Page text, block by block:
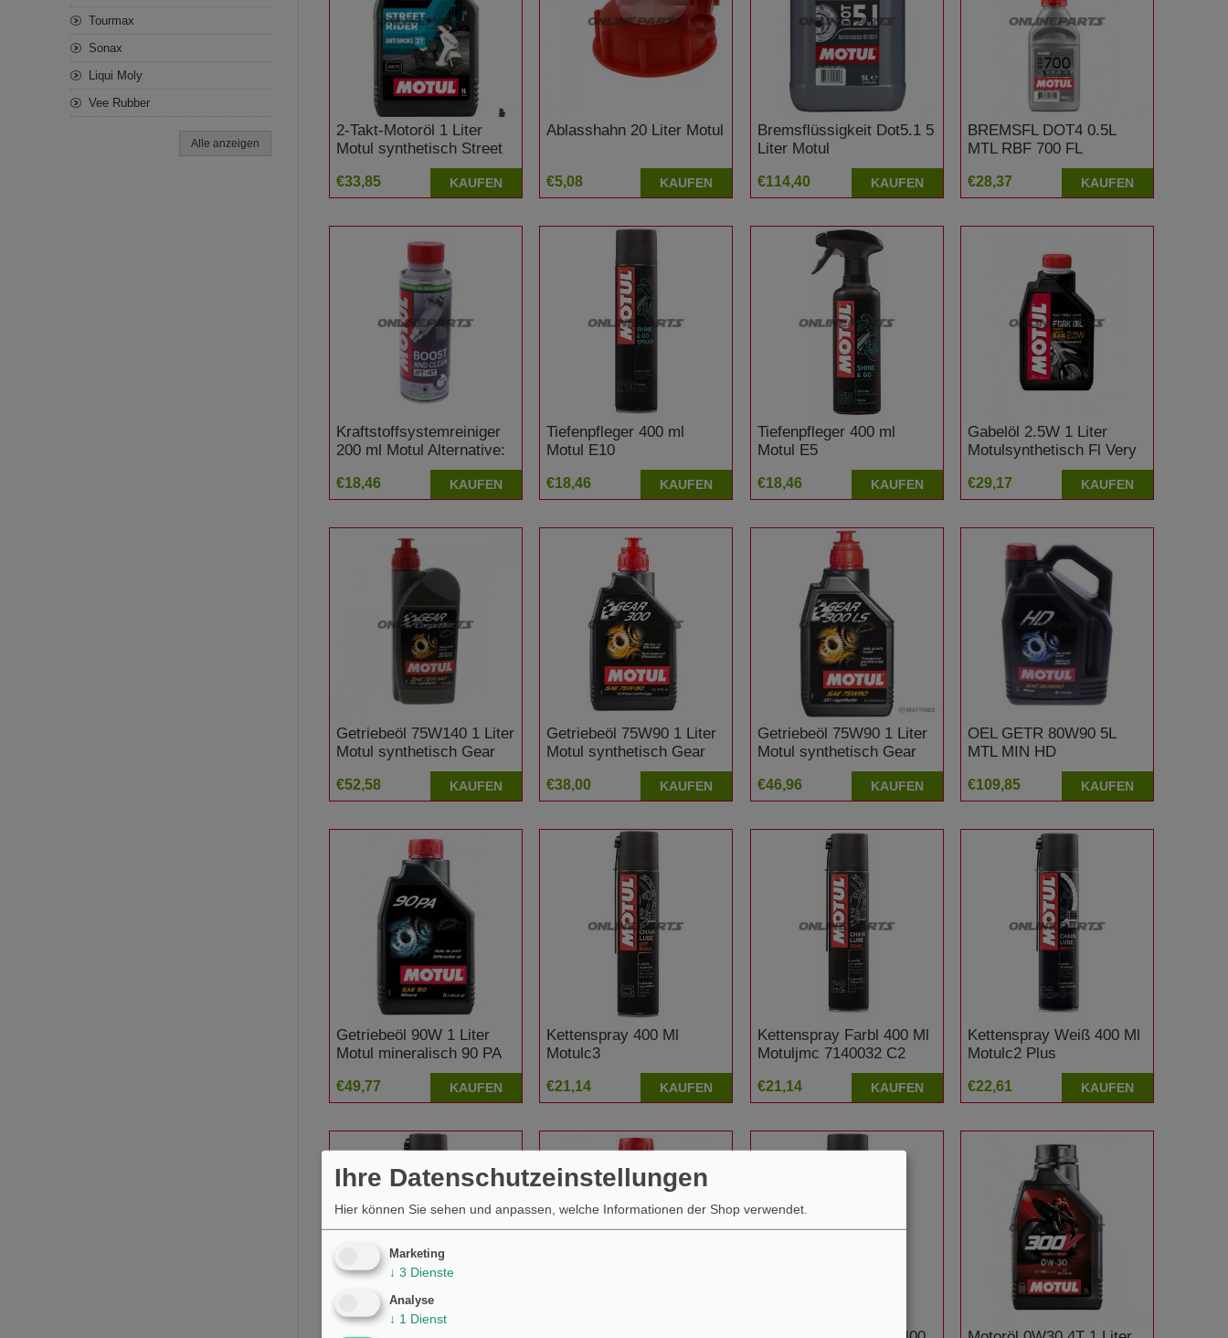
2-Takt-Motoröl 1 Liter
Motul synthetisch Street
€33,85 KAUFEN
Ablasshahn 20 Liter Motul
€5,08 KAUFEN
Bremsflüssigkeit Dot5.1 5
Liter Motul
€114,40 KAUFEN
BREMSFL DOT4 0.5L
MTL RBF 700 FL
€28,37 KAUFEN
Kraftstoffsystemreiniger
200 ml Motul Alternative:
€18,46 KAUFEN
Tiefenpfleger 400 ml
Motul E10
€18,46 KAUFEN
Tiefenpfleger 400 ml
Motul E5
€18,46 KAUFEN
Gabelöl 2.5W 1 Liter
Motulsynthetisch Fl Very
Light Yamaha YZF-R6
600
€29,17 KAUFEN
Getriebeöl 75W140 1 Liter
Motul synthetisch Gear
Competition Honda ST
1100 Pan European
€52,58 KAUFEN
Getriebeöl 75W90 1 Liter
Motul synthetisch Gear
€38,00 KAUFEN
Getriebeöl 75W90 1 Liter
Motul synthetisch Gear
€46,96 KAUFEN
OEL GETR 80W90 5L
MTL MIN HD
€109,85 KAUFEN
Getriebeöl 90W 1 Liter
Motul mineralisch 90 PA
€49,77 KAUFEN
Kettenspray 400 Ml
Motulc3
€21,14 KAUFEN
Kettenspray Farbl 400 Ml
Motuljmc 7140032 C2
€21,14 KAUFEN
Kettenspray Weiß 400 Ml
Motulc2 Plus
€22,61 KAUFEN
Tourmax
Sonax
Liqui Moly
Vee Rubber
Alle anzeigen
Ihre Datenschutzeinstellungen
Hier können Sie sehen und anpassen, welche Informationen der Shop verwendet.
Marketing
↓ 3 Dienste
Analyse
↓ 1 Dienst